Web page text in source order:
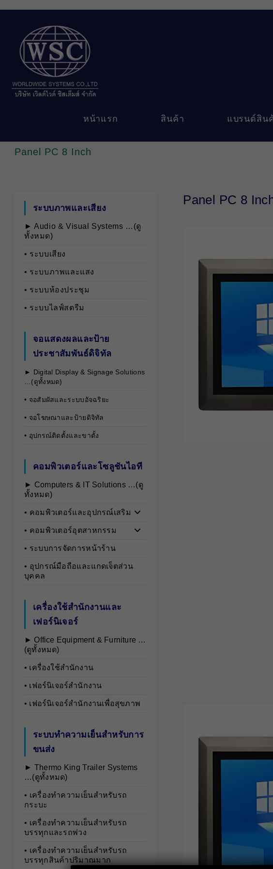
หน้าแรก สินค้า แบรนด์สิน
Panel PC 8 Inch
Panel PC 8
ระบบภาพและเสียง
► Audio & Visual Systems …(ดู
ทั้งหมด)
• ระบบเสียง
• ระบบภาพและแสง
• ระบบห้องประชุม
• ระบบไลฟ์สตรีม
จอแสดงผลและป้าย
ประชาสัมพันธ์ดิจิทัล
► Digital Display & Signage Solutions
…(ดูทั้งหมด)
• จอสัมผัสและระบบอัจฉริยะ
• จอโฆษณาและป้ายดิจิทัล
• อุปกรณ์ติดตั้งและขาตั้ง
คอมพิวเตอร์และโซลูชันไอที
► Computers & IT Solutions …(ดู
ทั้งหมด)
• คอมพิวเตอร์และอุปกรณ์เสริม
• คอมพิวเตอร์อุตสาหกรรม
• ระบบการจัดการหน้าร้าน
• อุปกรณ์มือถือและแกดเจ็ตส่วน
บุคคล
เครื่องใช้สำนักงานและ
เฟอร์นิเจอร์
► Office Equipment & Furniture …
(ดูทั้งหมด)
• เครื่องใช้สำนักงาน
• เฟอร์นิเจอร์สำนักงาน
• เฟอร์นิเจอร์สำนักงานเพื่อสุขภาพ
ระบบทำความเย็นสำหรับการ
ขนส่ง
► Thermo King Trailer Systems
…(ดูทั้งหมด)
• เครื่องทำความเย็นสำหรับรถ
กระบะ
• เครื่องทำความเย็นสำหรับรถ
บรรทุกและรถพ่วง
• เครื่องทำความเย็นสำหรับรถ
บรรทุกสินค้าปริมาณมาก